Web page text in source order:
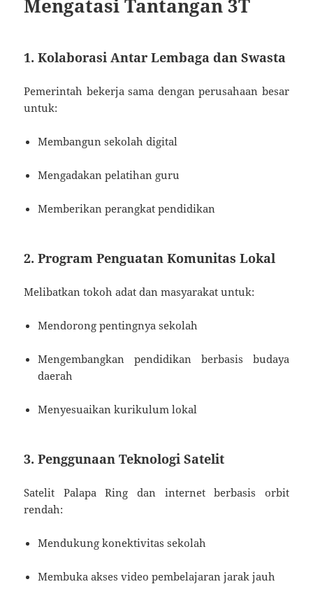
Mengatasi Tantangan 3T
1. Kolaborasi Antar Lembaga dan Swasta
Pemerintah bekerja sama dengan perusahaan besar
untuk:
Membangun sekolah digital
Mengadakan pelatihan guru
Memberikan perangkat pendidikan
2. Program Penguatan Komunitas Lokal
Melibatkan tokoh adat dan masyarakat untuk:
Mendorong pentingnya sekolah
Mengembangkan pendidikan berbasis budaya
daerah
Menyesuaikan kurikulum lokal
3. Penggunaan Teknologi Satelit
Satelit Palapa Ring dan internet berbasis orbit
rendah:
Mendukung konektivitas sekolah
Membuka akses video pembelajaran jarak jauh